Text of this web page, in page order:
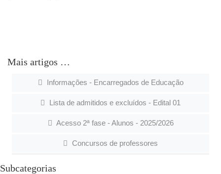
Mais artigos …
Informações - Encarregados de Educação
Lista de admitidos e excluídos - Edital 01
Acesso 2ª fase - Alunos - 2025/2026
Concursos de professores
Subcategorias